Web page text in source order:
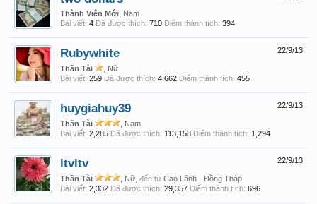
Thành Viên Mới , Nam
Bài viết: 4 Đã được thích: 710 Điểm thành tích: 394
22/9/13
Rubywhite
Thần Tài
, Nữ
Bài viết: 259 Đã được thích: 4,662 Điểm thành tích: 455
22/9/13
huygiahuy39
Thần Tài
, Nam
Bài viết: 2,285 Đã được thích: 113,158 Điểm thành tích: 1,294
22/9/13
ltvltv
Thần Tài , Nữ, đến từ Cao Lãnh - Đồng Tháp
Bài viết: 2,332 Đã được thích: 29,357 Điểm thành tích: 696